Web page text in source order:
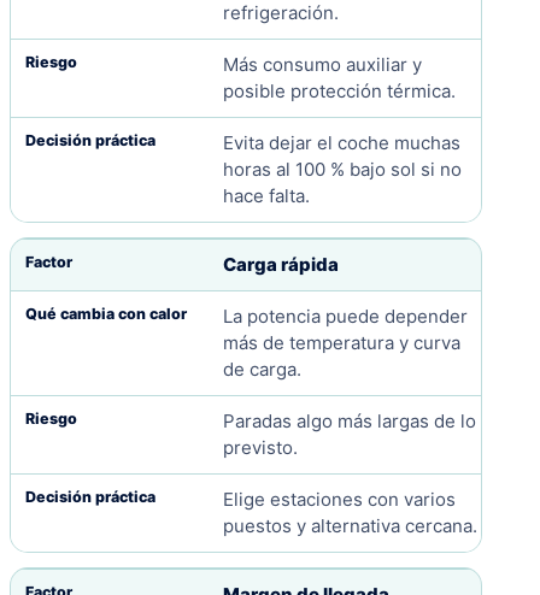
refrigeración.
Más consumo auxiliar y
posible protección térmica.
Evita dejar el coche muchas
horas al 100 % bajo sol si no
hace falta.
Carga rápida
La potencia puede depender
más de temperatura y curva
de carga.
Paradas algo más largas de lo
previsto.
Elige estaciones con varios
puestos y alternativa cercana.